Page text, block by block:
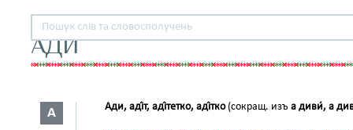
АДИ
А Ади, аді́т, аді́тетко, аді́тко(сокращ. изъ а диви́, а